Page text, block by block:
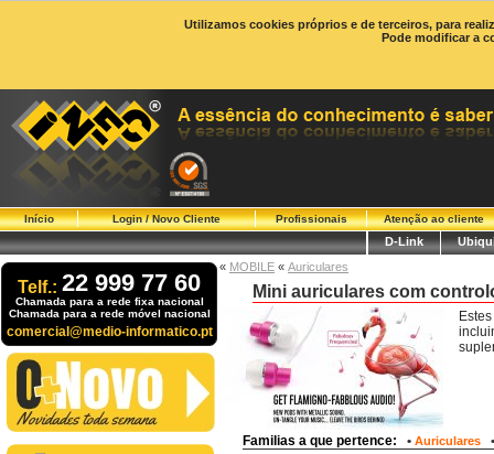
Utilizamos cookies próprios e de terceiros, para
Pode modificar a
Início Login / Novo Cliente Profissionais Atenção ao cliente
D-Link
Telf.: 22 999 77 60
Chamada para a rede fixa nacional
Chamada para a rede móvel nacional
comercial@medio-informatico.pt
« MOBILE « Auriculares
Mini auriculares com
Familias a que pertence: • Auriculares